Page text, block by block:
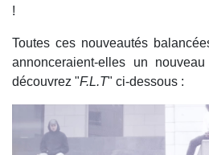
!
Toutes ces nouveautés
annonceraient-elles un
découvrez "F.L.T" ci-dessous :